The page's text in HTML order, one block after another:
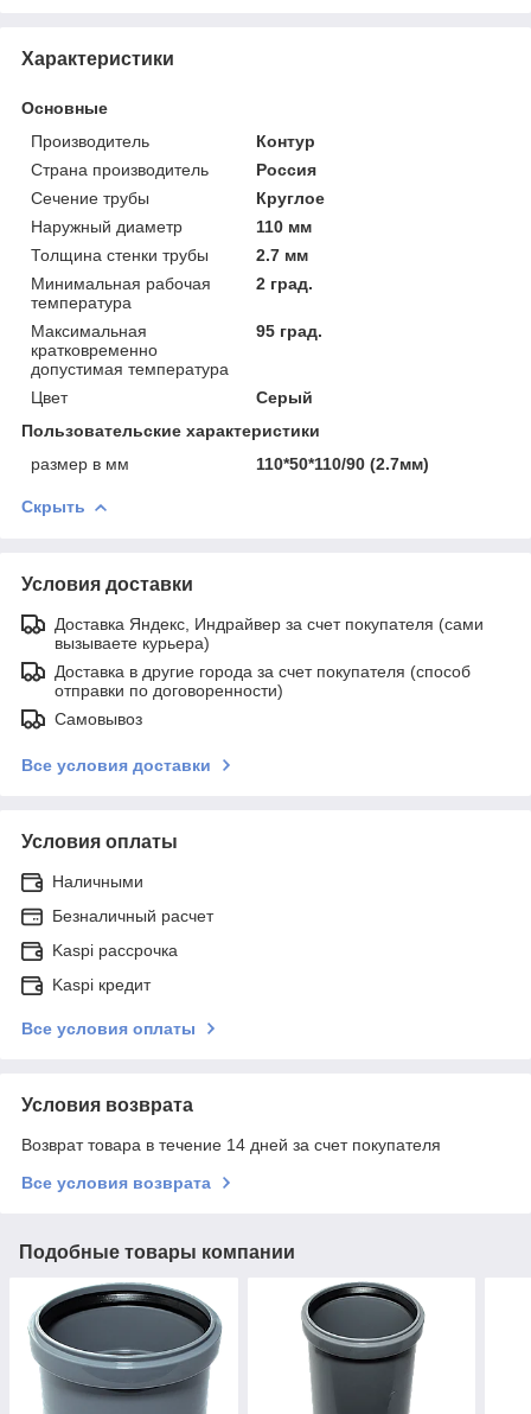
Характеристики
Основные
Производитель
Контур
Страна производитель
Россия
Сечение трубы
Круглое
Наружный диаметр
110 мм
Толщина стенки трубы
2.7 мм
Минимальная рабочая
температура
2 град.
Максимальная
кратковременно
допустимая температура
95 град.
Цвет
Серый
Пользовательские характеристики
размер в мм
110*50*110/90 (2.7мм)
Скрыть
Условия доставки
Доставка Яндекс, Индрайвер за счет покупателя (сами
вызываете курьера)
Доставка в другие города за счет покупателя (способ
отправки по договоренности)
Самовывоз
Все условия доставки
Условия оплаты
Наличными
Безналичный расчет
Kaspi рассрочка
Kaspi кредит
Все условия оплаты
Условия возврата
Возврат товара в течение 14 дней за счет покупателя
Все условия возврата
Подобные товары компании